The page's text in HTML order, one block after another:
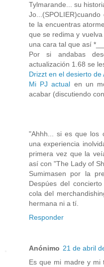
Tylmarande... su
te la encuentras
que se redima y
una cara tal que así
Por si andabas
actualización 1.68 se
Drizzt en el desierto de
Mi PJ actual en un
acabar (discutiendo
"Ahhh... si es que los
una experiencia
primera vez que la
así con "The Lady of
Sumimasen por la
Despúes del
cola del
hermana ni a tí.
Responder
Anónimo 21 de abril
Es que mi madre y mi